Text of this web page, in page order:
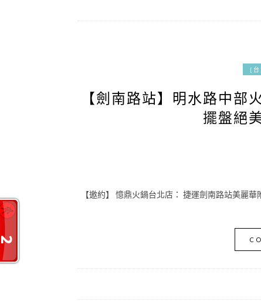
[台
【劍南路站】明水路中部
擺盤絕
【邀約】 憶鼎火鍋台北店： 捷運劍南路站美麗